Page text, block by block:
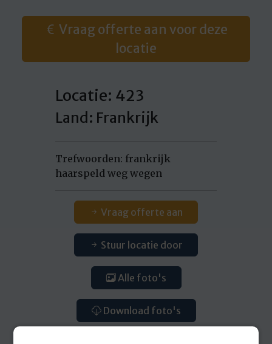
Vraag offerte aan voor deze
locatie
Locatie: 423
Land: Frankrijk
Trefwoorden: frankrijk
haarspeld weg wegen
Vraag offerte aan
Stuur locatie door
Alle foto's
Download foto's